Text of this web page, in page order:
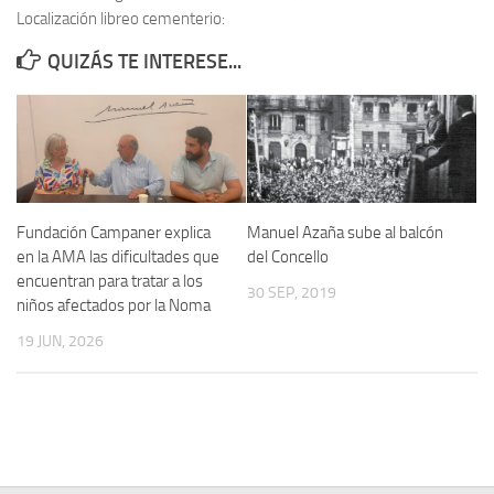
Memoria Histórica
Investigación previa de la represión en Talavera de la Reina (1937-
1947).
Informe Represión en Toledo 1936-1947 | Buscador
Informe de la fosa de abril de 1939 de Tembleque
Enciclopedia Republicana
Militantes históricos IR
Personajes republicanos
Localización libreo cementerio:
QUIZÁS TE INTERESE...
Fundación Campaner explica
en la AMA las dificultades que
encuentran para tratar a los
niños afectados por la Noma
19 JUN, 2026
Manuel Azaña sube al balcón
del Concello
30 SEP, 2019